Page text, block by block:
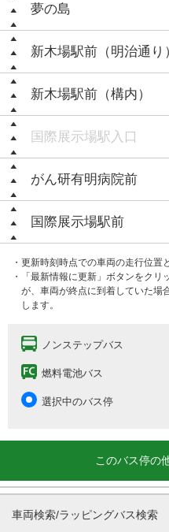
夢の島
新木場駅前（明治通り
新木場駅前（構内）
国際展示場駅入口
がん研有明病院前
国際展示場駅前
・更新時刻時点での車両の走行位置
・「最新情報に更新」ボタンをク
が、車両が終点に到着していた場
します。
ノンステップバス
燃料電池バス
選択中のバス停
このバス停の
車両検索/ラッピングバス検索